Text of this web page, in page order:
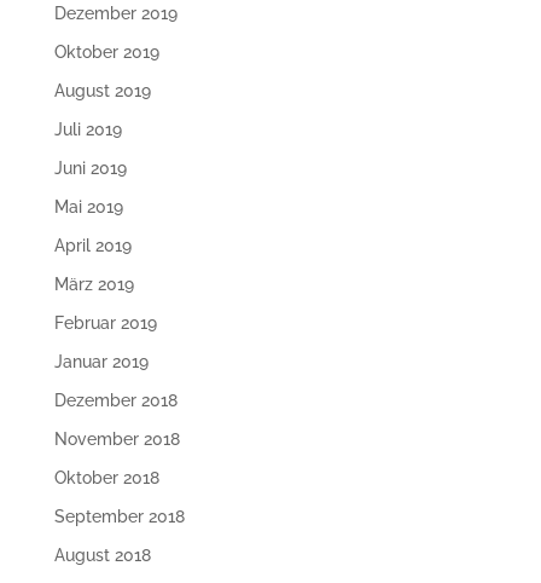
Dezember 2019
Oktober 2019
August 2019
Juli 2019
Juni 2019
Mai 2019
April 2019
März 2019
Februar 2019
Januar 2019
Dezember 2018
November 2018
Oktober 2018
September 2018
August 2018